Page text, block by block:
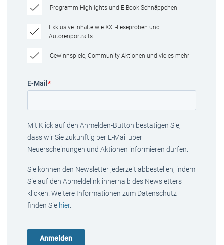
Programm-Highlights und E-Book-Schnäppchen
Exklusive Inhalte wie XXL-Leseproben und
Autorenportraits
Gewinnspiele, Community-Aktionen und vieles mehr
E-Mail *
Mit Klick auf den Anmelden-Button bestätigen Sie,
dass wir Sie zukünftig per E-Mail über
Neuerscheinungen und Aktionen informieren dürfen.
Sie können den Newsletter jederzeit abbestellen, indem
Sie auf den Abmeldelink innerhalb des Newsletters
klicken. Weitere Informationen zum Datenschutz
finden Sie hier.